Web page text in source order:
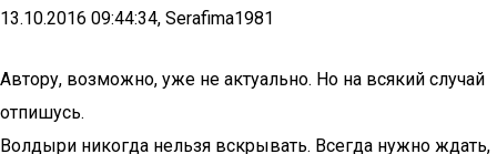
13.10.2016 09:44:34, Serafima1981
Автору, возможно, уже не актуально. Но на всякий случай
отпишусь.
Волдыри никогда нельзя вскрывать. Всегда нужно ждать,